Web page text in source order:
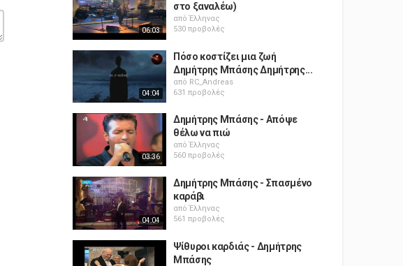
06:03
στο ξαναλέω)
απόΈλληνας
530 προβολές
04:04
Πόσο κοστίζει μια ζωή
Δημήτρης Μπάσης Δημήτρης...
από RC_Andreas
631 προβολές
03:36
Δημήτρης Μπάσης - Απόψε
θέλω να πιώ
απόΈλληνας
560 προβολές
04:04
Δημήτρης Μπάσης - Σπασμένο
καράβι
απόΈλληνας
561 προβολές
Ψίθυροι καρδιάς - Δημήτρης
Μπάσης